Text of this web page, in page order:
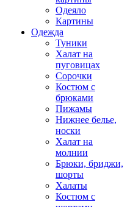
Одеяло
Картины
Одежда
Туники
Халат на
пуговицах
Сорочки
Костюм с
брюками
Пижамы
Нижнее белье,
носки
Халат на
молнии
Брюки, бриджи,
шорты
Халаты
Костюм с